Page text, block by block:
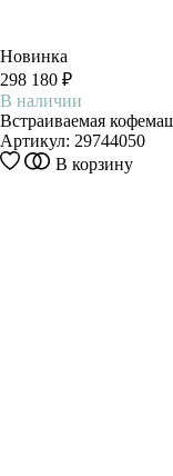
Новинка
298 180 ₽
В наличии
Встраиваемая
Артикул: 29744050
В корзину